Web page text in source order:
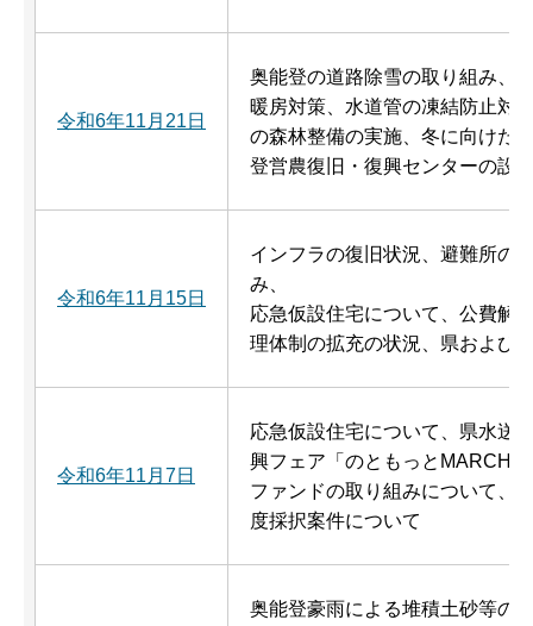
令和6年11月21日
奥能登の道路除雪の取り組み、
暖房対策、水道管の凍結防止対
の森林整備の実施、冬に向けた
登営農復旧・復興センターの設
令和6年11月15日
インフラの復旧状況、避難所の
み、
応急仮設住宅について、公費解
理体制の拡充の状況、県および
令和6年11月7日
応急仮設住宅について、県水送
興フェア「のともっとMARCHE
ファンドの取り組みについて、
度採択案件について
奥能登豪雨による堆積土砂等の